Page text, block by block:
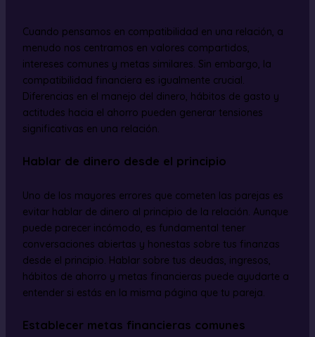
Cuando pensamos en compatibilidad en una relación, a
menudo nos centramos en valores compartidos,
intereses comunes y metas similares. Sin embargo, la
compatibilidad financiera es igualmente crucial.
Diferencias en el manejo del dinero, hábitos de gasto y
actitudes hacia el ahorro pueden generar tensiones
significativas en una relación.
Hablar de dinero desde el principio
Uno de los mayores errores que cometen las parejas es
evitar hablar de dinero al principio de la relación. Aunque
puede parecer incómodo, es fundamental tener
conversaciones abiertas y honestas sobre tus finanzas
desde el principio. Hablar sobre tus deudas, ingresos,
hábitos de ahorro y metas financieras puede ayudarte a
entender si estás en la misma página que tu pareja.
Establecer metas financieras comunes